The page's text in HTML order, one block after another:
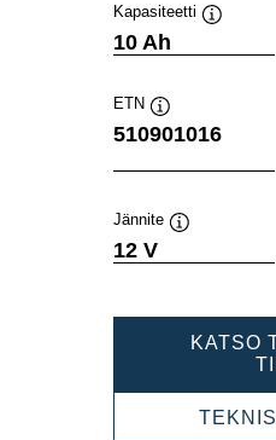
Kapasiteetti
10 Ah
ETN
Työkaluvihje
510901016
Jännite
12 V
KATSO